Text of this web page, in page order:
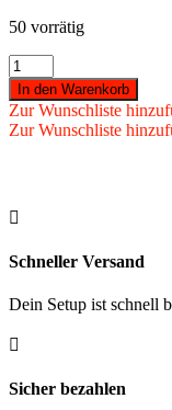
50 vorrätig
Tweeten
-
Kreide
Master
blau
In den Warenkorb
Zur Wunschliste
Zur Wunschliste

Schneller Versand
Dein Setup ist schnell

Sicher bezahlen